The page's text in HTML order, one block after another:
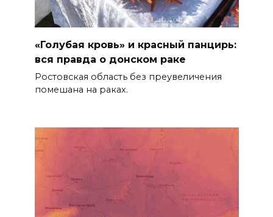
Регистрация открыта:
фестиваль инклюзивного
добровольчества «Я
чувствую» пройдет на Дону
БОЛЬШЕ НОВОСТЕЙ
«Голубая кровь» и красный панцирь:
вся правда о донском раке
Ростовская область без преувеличения
помешана на раках.